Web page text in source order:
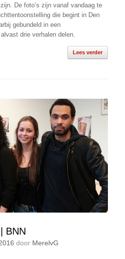
De foto’s zijn vanaf vandaag te
die begint in Den
gebundeld in een
drie verhalen delen.
Lees verder
BNN
door MerelvG